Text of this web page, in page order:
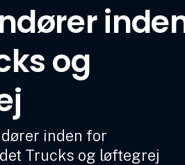
og
inden for
Trucks og løftegrej